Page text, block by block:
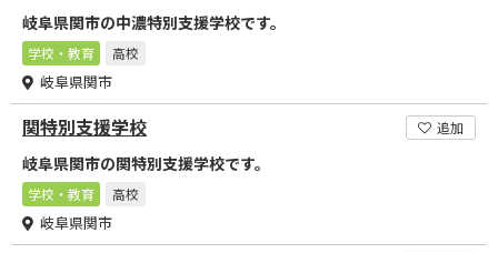
岐阜県関市の中濃特別支援学校です。
学校・教育 高校
岐阜県関市
関特別支援学校 追加
岐阜県関市の関特別支援学校です。
学校・教育 高校
岐阜県関市